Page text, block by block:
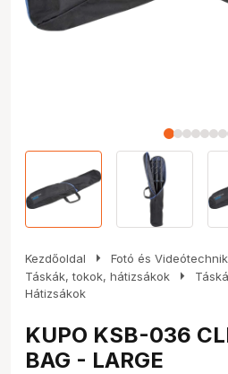
Kezdőoldal arrow_right Fotó és
Táskák, tokok, hátizsákok arrow_right
Hátizsákok
KUPO KSB-036
BAG - LARGE